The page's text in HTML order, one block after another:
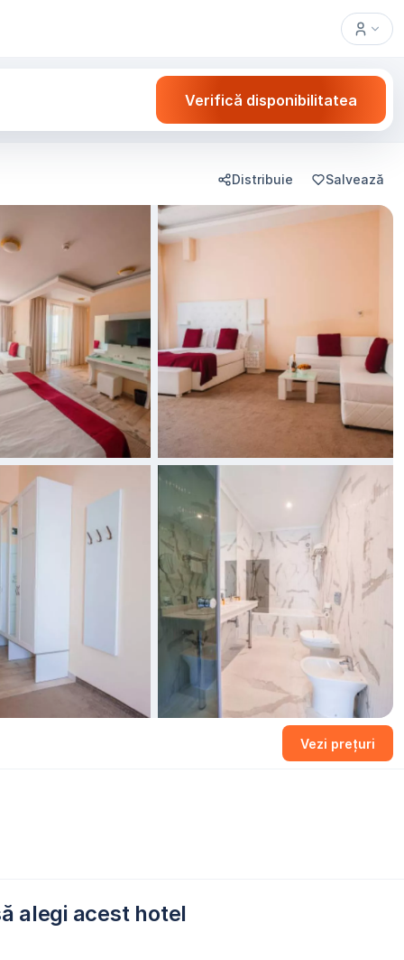
Verifică disponibilitatea
Distribuie Salvează
Vezi prețuri
alegi acest hotel